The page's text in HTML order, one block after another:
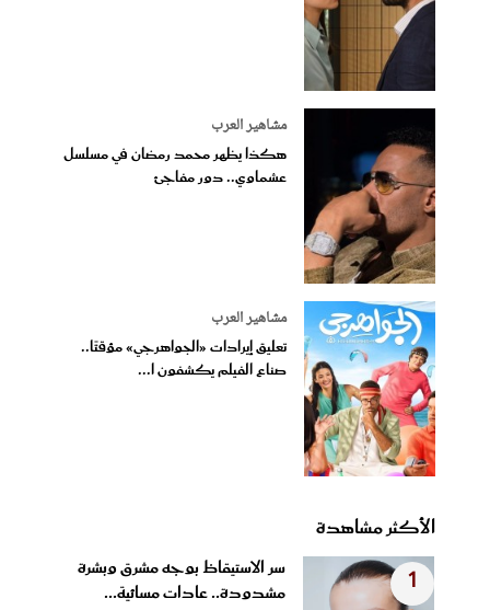
مشاهير العرب
هكذا يظهر محمد رمضان في مسلسل
عشماوي.. دور مفاجئ
مشاهير العرب
تعليق إيرادات «الجواهرجي» مؤقتًا..
صناع الفيلم يكشفون ا...
الأكثر مشاهدة
1
سر الاستيقاظ بوجه مشرق وبشرة
مشدودة.. عادات مسائية...